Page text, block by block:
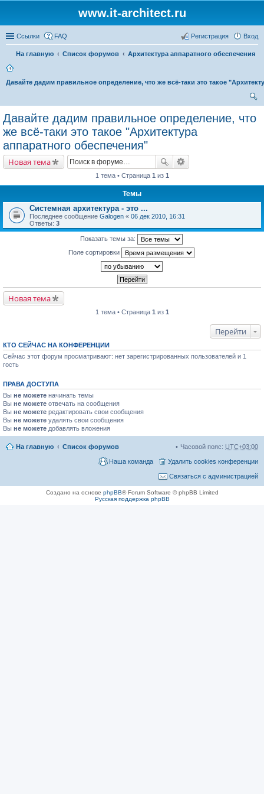
www.it-architect.ru
Ссылки FAQ Вход
Регистрация
На главную Список форумов Архитектура аппаратного обеспечения
Давайте дадим правильное определение, что же всё-таки это такое
Давайте дадим правильное определение, что
же всё-таки это такое "Архитектура
аппаратного обеспечения"
Новая тема
1 тема • Страница 1 из 1
Темы
Системная архитектура - это ...
Последнее сообщение Galogen « 06 дек 2010, 16:31
Ответы: 3
Показать темы за:
Поле сортировки
Новая тема
1 тема • Страница 1 из 1
Перейти
КТО СЕЙЧАС НА КОНФЕРЕНЦИИ
Сейчас этот форум просматривают: нет зарегистрированных пользователей и 1
гость
ПРАВА ДОСТУПА
Вы не можете начинать темы
Вы не можете отвечать на сообщения
Вы не можете редактировать свои сообщения
Вы не можете удалять свои сообщения
Вы не можете добавлять вложения
На главную Список форумов Часовой пояс: UTC+03:00
Удалить cookies конференции
Наша команда
Связаться с администрацией
Создано на основе phpBB® Forum Software © phpBB Limited
Русская поддержка phpBB